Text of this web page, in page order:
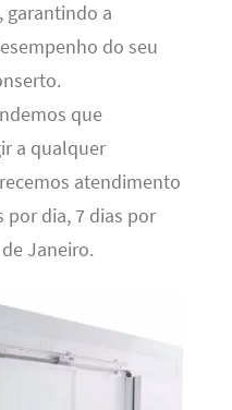
garantindo a
do seu
que
a qualquer
atendimento
por dia, 7 dias por
Janeiro.